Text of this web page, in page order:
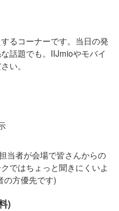
るコーナーです。当日の発
話題でも。IIJmioやモバイ
い。
当者が会場で皆さんからの
ではちょっと聞きにくいよ
の方優先です)
)